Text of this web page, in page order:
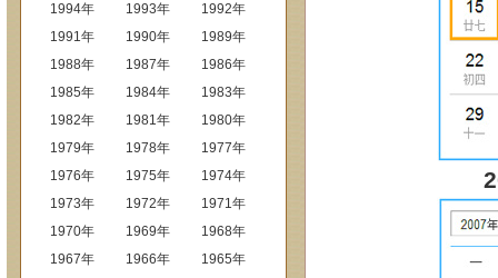
1994年
1993年
1992年
1991年
1990年
1989年
1988年
1987年
1986年
1985年
1984年
1983年
1982年
1981年
1980年
1979年
1978年
1977年
1976年
1975年
1974年
1973年
1972年
1971年
1970年
1969年
1968年
1967年
1966年
1965年